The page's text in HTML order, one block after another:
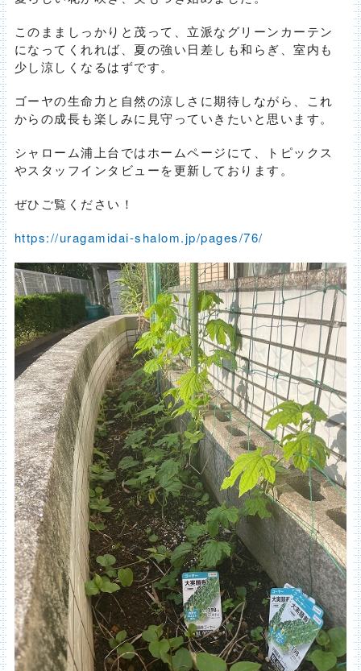
このまましっかりと茂って、立派なグリーンカーテン
になってくれれば、夏の強い日差しも和らぎ、室内も
少し涼しくなるはずです。
ゴーヤの生命力と自然の涼しさに期待しながら、これ
からの成長も楽しみに見守っていきたいと思います。
シャローム浦上台ではホームページにて、トピックス
やスタッフインタビューを更新しております。
ぜひご覧ください！
https://uragamidai-shalom.jp/pages/76/